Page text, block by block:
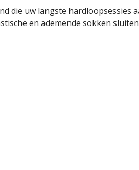
die uw langste
en ademende sokken